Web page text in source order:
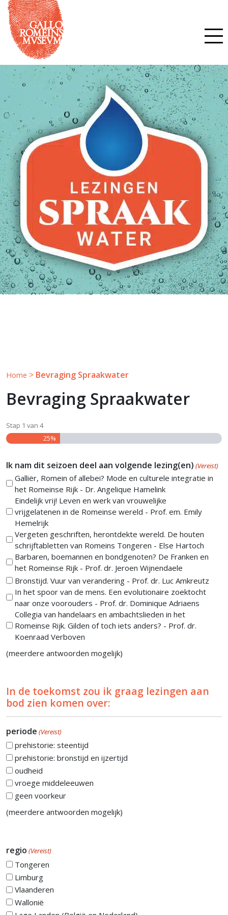
Home > Bevraging Spraakwater
Bevraging Spraakwater
Stap 1 van 4
25%
Ik nam dit seizoen deel aan volgende lezing(en) (Vereist)
Galliër, Romein of allebei? Mode en culturele integratie in
het Romeinse Rijk - Dr. Angelique Hamelink
Eindelijk vrij! Leven en werk van vrouwelijke
vrijgelatenen in de Romeinse wereld - Prof. em. Emily
Hemelrijk
Vergeten geschriften, herontdekte wereld. De houten
schrijftabletten van Romeins Tongeren - Else Hartoch
Barbaren, boemannen en bondgenoten? De Franken en
het Romeinse Rijk - Prof. dr. Jeroen Wijnendaele
Bronstijd. Vuur van verandering - Prof. dr. Luc Amkreutz
In het spoor van de mens. Een evolutionaire zoektocht
naar onze voorouders - Prof. dr. Dominique Adriaens
Collegia van handelaars en ambachtslieden in het
Romeinse Rijk. Gilden of toch iets anders? - Prof. dr.
Koenraad Verboven
(meerdere antwoorden mogelijk)
In de toekomst zou ik graag lezingen aan
bod zien komen over:
periode (Vereist)
prehistorie: steentijd
prehistorie: bronstijd en ijzertijd
oudheid
vroege middeleeuwen
geen voorkeur
(meerdere antwoorden mogelijk)
regio (Vereist)
Tongeren
Limburg
Vlaanderen
Wallonië